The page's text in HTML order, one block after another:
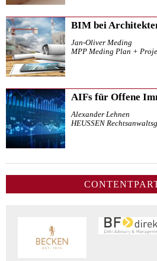
BIM bei
Jan-Oliver Meding
MPP Meding Plan +
AIFs für Offene
Alexander Lehnen
HEUSSEN